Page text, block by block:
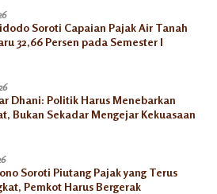
Soroti Capaian Pajak Air Tanah
32,66 Persen pada Semester I
Dhani: Politik Harus Menebarkan
Bukan Sekadar Mengejar Kekuasaan
Soroti Piutang Pajak yang Terus
Pemkot Harus Bergerak